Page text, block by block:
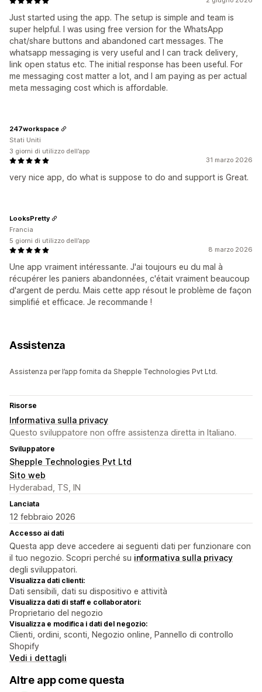
Just started using the app. The setup is simple and team is
super helpful. I was using free version for the WhatsApp
chat/share buttons and abandoned cart messages. The
whatsapp messaging is very useful and I can track delivery,
link open status etc. The initial response has been useful. For
me messaging cost matter a lot, and I am paying as per actual
meta messaging cost which is affordable.
31 marzo 2026
very nice app, do what is suppose to do and support is Great.
247workspace
Stati Uniti
3 giorni di utilizzo dell’app
8 marzo 2026
Une app vraiment intéressante. J'ai toujours eu du mal à
récupérer les paniers abandonnées, c'était vraiment beaucoup
d'argent de perdu. Mais cette app résout le problème de façon
simplifié et efficace. Je recommande !
LooksPretty
Francia
5 giorni di utilizzo dell’app
Assistenza
Assistenza per l’app fornita da Shepple Technologies Pvt Ltd.
Risorse
Informativa sulla privacy
Questo sviluppatore non offre assistenza diretta in Italiano.
Sviluppatore
Shepple Technologies Pvt Ltd
Sito web
Hyderabad, TS, IN
Lanciata
12 febbraio 2026
Accesso ai dati
Questa app deve accedere ai seguenti dati per funzionare con
il tuo negozio. Scopri perché su informativa sulla privacy
degli sviluppatori.
Visualizza dati clienti:
Dati sensibili, dati su dispositivo e attività
Visualizza dati di staff e collaboratori:
Proprietario del negozio
Visualizza e modifica i dati del negozio:
Clienti, ordini, sconti, Negozio online, Pannello di controllo
Shopify
Vedi i dettagli
Altre app come questa